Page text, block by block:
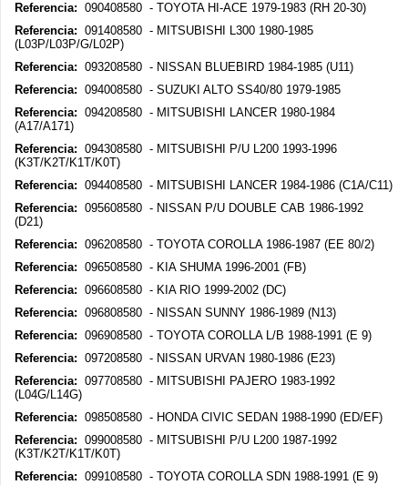
Referencia: 090408580 - TOYOTA HI-ACE 1979-1983 (RH 20-30)
Referencia: 091408580 - MITSUBISHI L300 1980-1985
(L03P/L03P/G/L02P)
Referencia: 093208580 - NISSAN BLUEBIRD 1984-1985 (U11)
Referencia: 094008580 - SUZUKI ALTO SS40/80 1979-1985
Referencia: 094208580 - MITSUBISHI LANCER 1980-1984
(A17/A171)
Referencia: 094308580 - MITSUBISHI P/U L200 1993-1996
(K3T/K2T/K1T/K0T)
Referencia: 094408580 - MITSUBISHI LANCER 1984-1986 (C1A/C11)
Referencia: 095608580 - NISSAN P/U DOUBLE CAB 1986-1992
(D21)
Referencia: 096208580 - TOYOTA COROLLA 1986-1987 (EE 80/2)
Referencia: 096508580 - KIA SHUMA 1996-2001 (FB)
Referencia: 096608580 - KIA RIO 1999-2002 (DC)
Referencia: 096808580 - NISSAN SUNNY 1986-1989 (N13)
Referencia: 096908580 - TOYOTA COROLLA L/B 1988-1991 (E 9)
Referencia: 097208580 - NISSAN URVAN 1980-1986 (E23)
Referencia: 097708580 - MITSUBISHI PAJERO 1983-1992
(L04G/L14G)
Referencia: 098508580 - HONDA CIVIC SEDAN 1988-1990 (ED/EF)
Referencia: 099008580 - MITSUBISHI P/U L200 1987-1992
(K3T/K2T/K1T/K0T)
Referencia: 099108580 - TOYOTA COROLLA SDN 1988-1991 (E 9)